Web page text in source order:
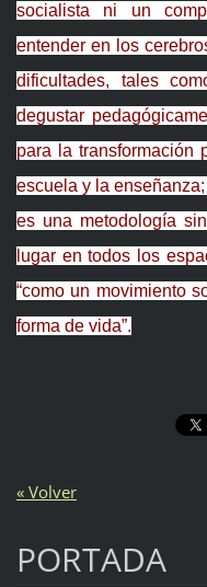
socialista ni un
entender en los
dificultades, tales
degustar
para la transformación
escuela y la enseñanza;
es una metodología
lugar en todos los
“como un movimiento
forma de vida”.
« Volver
PORTADA